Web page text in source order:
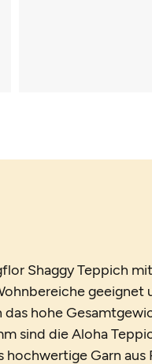
Shaggy Teppich
geeignet
hohe
sind die Aloha
Garn aus